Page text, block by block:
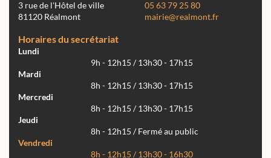
3 rue de l'Hôtel de ville
81120 Réalmont
05 63 79 25 80
mairie@realmont.fr
Horaires du secrétariat
Lundi
9h - 12h15 / 13h30 - 17h15
Mardi
8h - 12h15 / 13h30 - 17h15
Mercredi
8h - 12h15 / 13h30 - 17h15
Jeudi
8h - 12h15 / Fermé au public
Vendredi
8h - 12h15 / 13h30 - 16h30